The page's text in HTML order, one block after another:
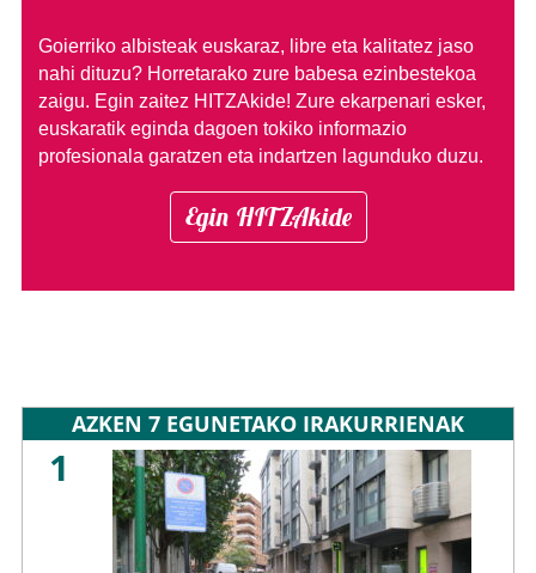
Goierriko albisteak euskaraz, libre eta kalitatez jaso
nahi dituzu? Horretarako zure babesa ezinbestekoa
zaigu. Egin zaitez HITZAkide! Zure ekarpenari esker,
euskaratik eginda dagoen tokiko informazio
profesionala garatzen eta indartzen lagunduko duzu.
Egin HITZAkide
AZKEN 7 EGUNETAKO IRAKURRIENAK
1